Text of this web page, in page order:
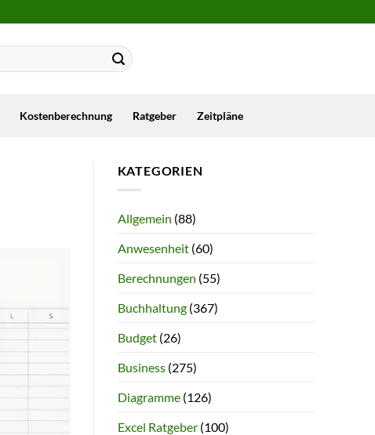
Kostenberechnung Ratgeber Zeitpläne
KATEGORIEN
Allgemein (88)
Anwesenheit(60)
Berechnungen (55)
Buchhaltung(367)
Budget(26)
Business(275)
Diagramme(126)
Excel Ratgeber(100)